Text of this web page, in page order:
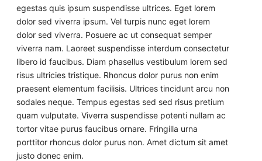
egestas quis ipsum suspendisse ultrices. Eget lorem
dolor sed viverra ipsum. Vel turpis nunc eget lorem
dolor sed viverra. Posuere ac ut consequat semper
viverra nam. Laoreet suspendisse interdum consectetur
libero id faucibus. Diam phasellus vestibulum lorem sed
risus ultricies tristique. Rhoncus dolor purus non enim
praesent elementum facilisis. Ultrices tincidunt arcu non
sodales neque. Tempus egestas sed sed risus pretium
quam vulputate. Viverra suspendisse potenti nullam ac
tortor vitae purus faucibus ornare. Fringilla urna
porttitor rhoncus dolor purus non. Amet dictum sit amet
justo donec enim.